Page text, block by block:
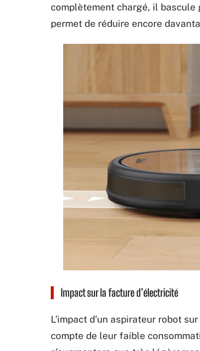
complètement chargé, il
permet de réduire encore
Impact sur la facture d’électricité
L’impact d’un aspirateur robot
compte de leur faible